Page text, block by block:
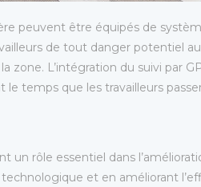
peuvent être équipés de
de tout danger potentiel
zone. L’intégration du suivi
temps que les travailleurs
un rôle essentiel dans
et en améliorant